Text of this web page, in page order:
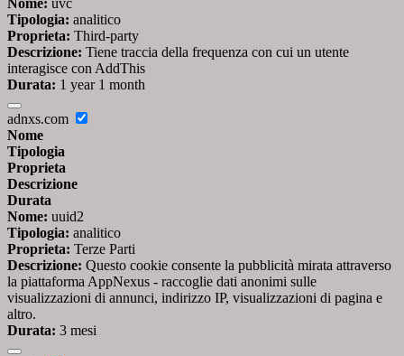
Nome: uvc
Tipologia: analitico
Proprieta: Third-party
Descrizione: Tiene traccia della frequenza con cui un utente
interagisce con AddThis
Durata: 1 year 1 month
adnxs.com
Nome
Tipologia
Proprieta
Descrizione
Durata
Nome: uuid2
Tipologia: analitico
Proprieta: Terze Parti
Descrizione: Questo cookie consente la pubblicità mirata attraverso
la piattaforma AppNexus - raccoglie dati anonimi sulle
visualizzazioni di annunci, indirizzo IP, visualizzazioni di pagina e
altro.
Durata: 3 mesi